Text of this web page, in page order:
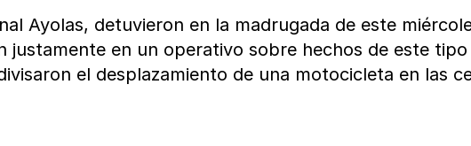
Ayolas, detuvieron en la madrugada de este
en un operativo sobre hechos de este
el desplazamiento de una motocicleta en las